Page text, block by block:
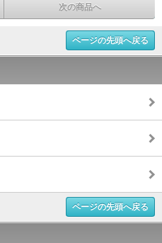
次の商品へ
ページの先頭へ戻る
ページの先頭へ戻る